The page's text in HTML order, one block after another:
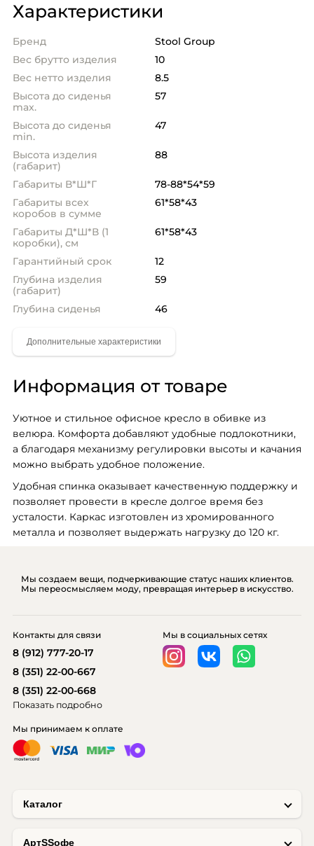
Характеристики
Бренд
Stool Group
Вес брутто изделия
10
Вес нетто изделия
8.5
Высота до сиденья
max.
57
Высота до сиденья
min.
47
Высота изделия
(габарит)
88
Габариты В*Ш*Г
78-88*54*59
Габариты всех
коробов в сумме
61*58*43
Габариты Д*Ш*В (1
коробки), см
61*58*43
Гарантийный срок
12
Глубина изделия
(габарит)
59
Глубина сиденья 46
Информация от товаре
Уютное и стильное офисное кресло в обивке из
велюра. Комфорта добавляют удобные подлокотники,
а благодаря механизму регулировки высоты и качания
можно выбрать удобное положение.
Удобная спинка оказывает качественную поддержку и
позволяет провести в кресле долгое время без
усталости. Каркас изготовлен из хромированного
металла и позволяет выдержать нагрузку до 120 кг.
Мы создаем вещи, подчеркивающие статус наших клиентов.
Мы переосмысляем моду, превращая интерьер в искусство.
Каталог
AртSSофе
Мы принимаем к оплате
Мы в социальных сетях
Контакты для связи
8 (912) 777-20-17
8 (351) 22-00-667
8 (351) 22-00-668
Показать подробно